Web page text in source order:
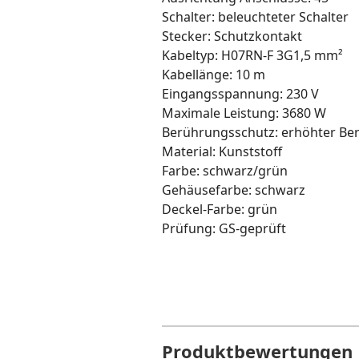
Schalter: beleuchteter Schalter
Stecker: Schutzkontakt
Kabeltyp: H07RN-F 3G1,5 mm²
Kabellänge: 10 m
Eingangsspannung: 230 V
Maximale Leistung: 3680 W
Berührungsschutz: erhöhter
Material: Kunststoff
Farbe: schwarz/grün
Gehäusefarbe: schwarz
Deckel-Farbe: grün
Prüfung: GS-geprüft
Produktbewertungen